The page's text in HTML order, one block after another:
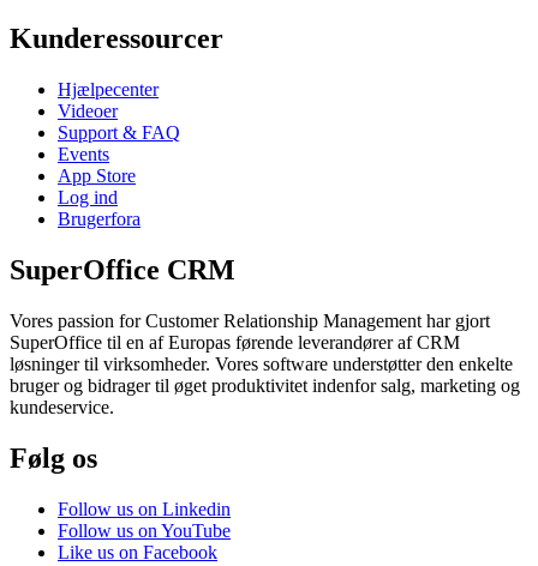
Kunderessourcer
Hjælpecenter
Videoer
Support & FAQ
Events
App Store
Log ind
Brugerfora
SuperOffice CRM
Vores passion for Customer Relationship Management har gjort
SuperOffice til en af Europas førende leverandører af CRM
løsninger til virksomheder. Vores software understøtter den enkelte
bruger og bidrager til øget produktivitet indenfor salg, marketing og
kundeservice.
Følg os
Follow us on Linkedin
Follow us on YouTube
Like us on Facebook